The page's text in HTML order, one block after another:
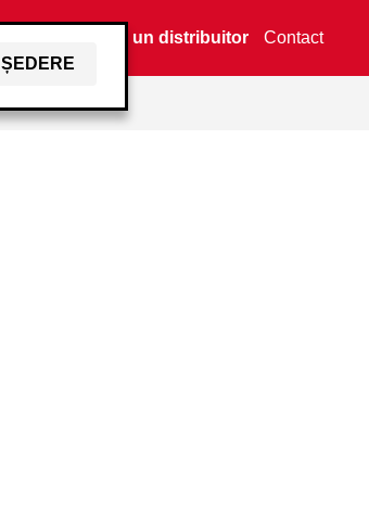
ȘEDERE
Găsiți un distribuitor Contact